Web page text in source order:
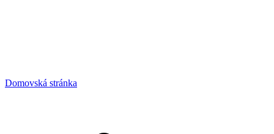
Domovská stránka